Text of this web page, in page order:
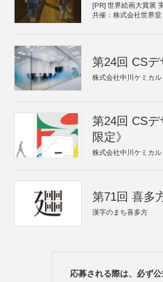
[PR] 世界絵画大賞展
共催：株式会社世界堂
第24回 CS
株式会社中川ケミカル
第24回 CS
限定》
株式会社中川ケミカル
第71回 喜多
漢字のまち喜多方
応募される際は、必ず